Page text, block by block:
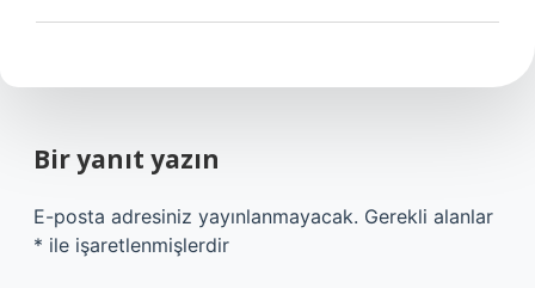
Bir yanıt yazın
E-posta adresiniz yayınlanmayacak. Gerekli alanlar
* ile işaretlenmişlerdir